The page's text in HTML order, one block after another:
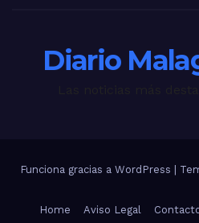
Diario
Funciona gracias a WordPress
Home Aviso Legal